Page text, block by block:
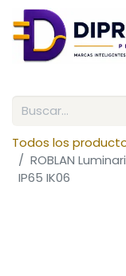
Todos los
ROBLAN
IP65 IK06